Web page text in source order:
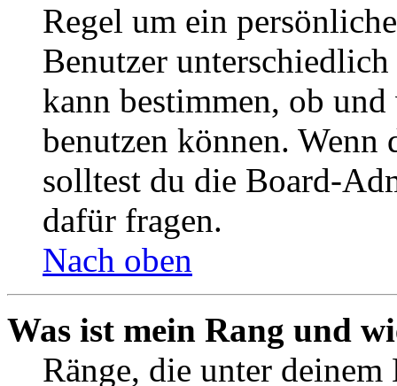
Regel um ein
Benutzer
kann bestimmen, ob
benutzen können. Wenn
solltest du die Board-
dafür fragen.
Nach oben
Was ist mein Rang und
Ränge, die unter deinem